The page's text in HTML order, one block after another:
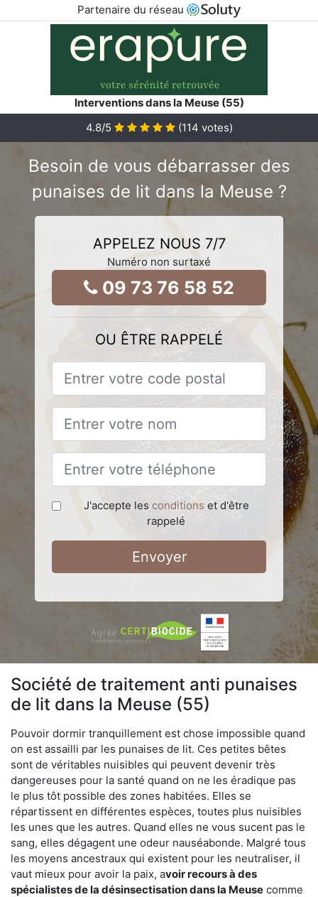
Partenaire du réseau
Interventions dans la Meuse (55)
4.8/5 (114 votes)
Besoin de vous débarrasser des
punaises de lit dans la Meuse ?
APPELEZ NOUS 7/7
Numéro non surtaxé
09 73 76 58 52
OU ÊTRE RAPPELÉ
J'accepte les conditions et d'être
rappelé
Envoyer
Société de traitement anti punaises
de lit dans la Meuse (55)
Pouvoir dormir tranquillement est chose impossible quand
on est assailli par les punaises de lit. Ces petites bêtes
sont de véritables nuisibles qui peuvent devenir très
dangereuses pour la santé quand on ne les éradique pas
le plus tôt possible des zones habitées. Elles se
répartissent en différentes espèces, toutes plus nuisibles
les unes que les autres. Quand elles ne vous sucent pas le
sang, elles dégagent une odeur nauséabonde. Malgré tous
les moyens ancestraux qui existent pour les neutraliser, il
vaut mieux pour avoir la paix, avoir recours à des
spécialistes de la désinsectisation dans la Meuse comme